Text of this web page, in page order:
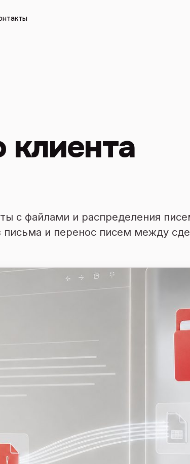
клиента
с файлами и распределения
и перенос писем между